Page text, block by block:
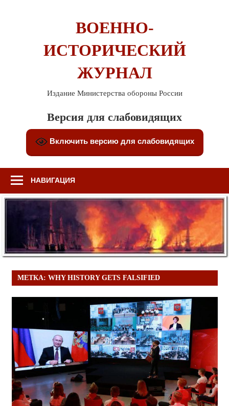
ВОЕННО-
ИСТОРИЧЕСКИЙ
ЖУРНАЛ
Издание Министерства обороны России
Версия для слабовидящих
Включить версию для слабовидящих
НАВИГАЦИЯ
МЕТКА: WHY HISTORY GETS FALSIFIED